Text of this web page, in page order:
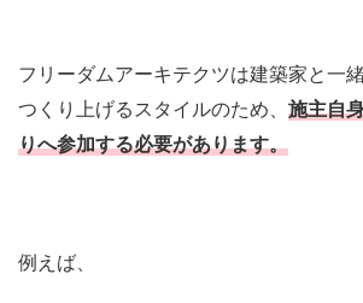
フリーダムアーキテクツは建築家と一
つくり上げるスタイルのため、 施主自
りへ参加する必要があります。
例えば、